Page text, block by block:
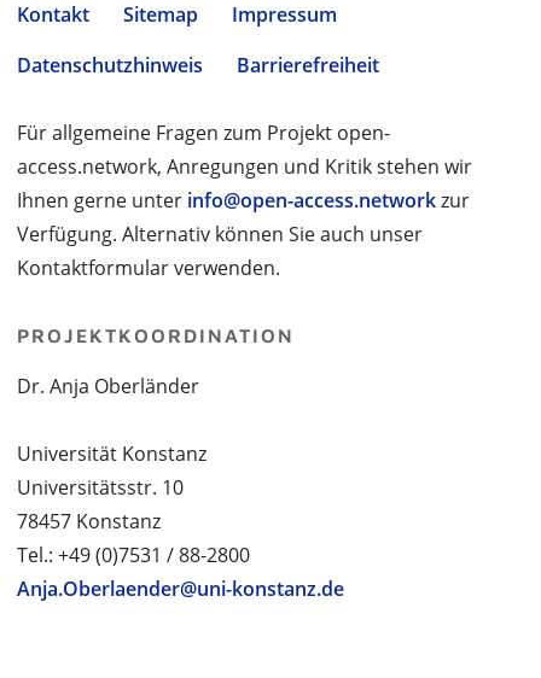
Kontakt Sitemap
Impressum
Datenschutzhinweis
Barrierefreiheit
Für allgemeine Fragen zum Projekt open-
access.network, Anregungen und Kritik stehen wir
Ihnen gerne unter info@open-access.networkzur
Verfügung. Alternativ können Sie auch unser
Kontaktformular verwenden.
PROJEKTKOORDINATION
Dr. Anja Oberländer
Universität Konstanz
Universitätsstr. 10
78457 Konstanz
Tel.: +49 (0)7531 / 88-2800
Anja.Oberlaender@uni-konstanz.de